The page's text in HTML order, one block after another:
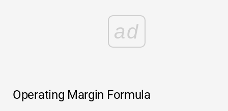
ad
Operating Margin Formula